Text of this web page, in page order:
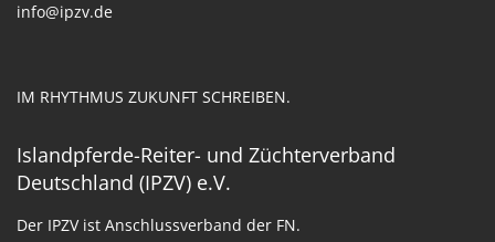
info@ipzv.de
IM RHYTHMUS ZUKUNFT SCHREIBEN.
Islandpferde-Reiter- und Züchterverband
Deutschland (IPZV) e.V.
Der IPZV ist Anschlussverband der FN.